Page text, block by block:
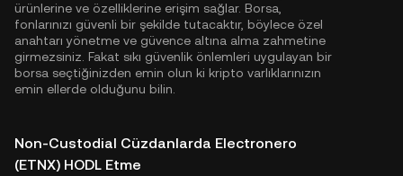
ürünlerine ve özelliklerine erişim sağlar. Borsa,
fonlarınızı güvenli bir şekilde tutacaktır, böylece özel
anahtarı yönetme ve güvence altına alma zahmetine
girmezsiniz. Fakat sıkı güvenlik önlemleri uygulayan bir
borsa seçtiğinizden emin olun ki kripto varlıklarınızın
emin ellerde olduğunu bilin.
Non-Custodial Cüzdanlarda Electronero
(ETNX) HODL Etme